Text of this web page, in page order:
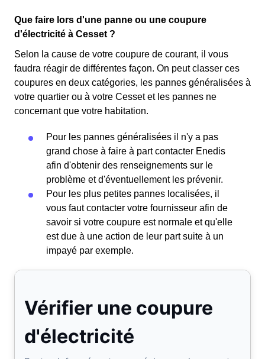
Que faire lors d'une panne ou une coupure
d'électricité à Cesset ?
Selon la cause de votre coupure de courant, il vous
faudra réagir de différentes façon. On peut classer ces
coupures en deux catégories, les pannes généralisées à
votre quartier ou à votre Cesset et les pannes ne
concernant que votre habitation.
Pour les pannes généralisées il n'y a pas
grand chose à faire à part contacter Enedis
afin d'obtenir des renseignements sur le
problème et d'éventuellement les prévenir.
Pour les plus petites pannes localisées, il
vous faut contacter votre fournisseur afin de
savoir si votre coupure est normale et qu'elle
est due à une action de leur part suite à un
impayé par exemple.